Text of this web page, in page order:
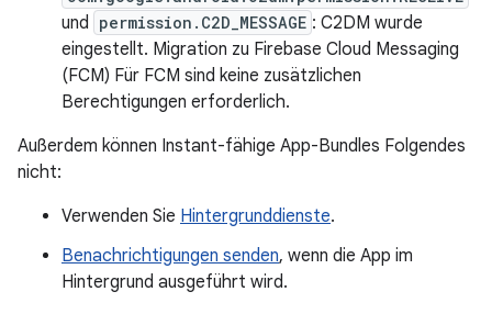
und permission.C2D_MESSAGE : C2DM wurde
eingestellt. Migration zu Firebase Cloud Messaging
(FCM) Für FCM sind keine zusätzlichen
Berechtigungen erforderlich.
Außerdem können Instant-fähige App-Bundles Folgendes
nicht:
Verwenden Sie Hintergrunddienste.
Benachrichtigungen senden, wenn die App im
Hintergrund ausgeführt wird.